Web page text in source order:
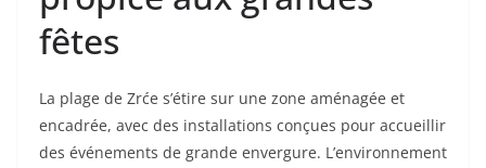
fêtes
La plage de Zrće s’étire sur une zone aménagée et
encadrée, avec des installations conçues pour accueillir
des événements de grande envergure. L’environnement